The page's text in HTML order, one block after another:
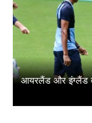
आयरलैंड और इंग्लैंड